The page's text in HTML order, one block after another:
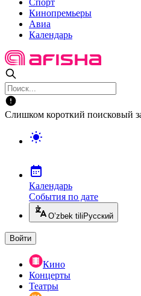
Спорт
Кинопремьеры
Авиа
Календарь
Слишком короткий поисковый
Календарь
События по дате
O’zbek tili Русский
Войти
Кино
Концерты
Театры